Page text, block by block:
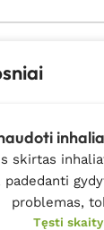
skirtas
padedanti
problemas,
Tęsti